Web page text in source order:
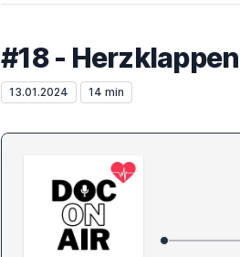
#18 -
13.01.2024 14 min